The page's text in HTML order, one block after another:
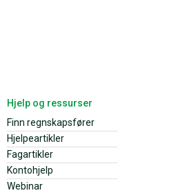
Hjelp og ressurser
Finn regnskapsfører
Hjelpeartikler
Fagartikler
Kontohjelp
Webinar